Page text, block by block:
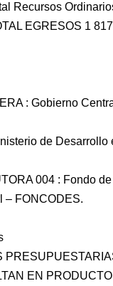
Recursos
EGRESOS 1
: Gobierno
de Desarrollo
004 : Fondo
– FONCODES.
EN